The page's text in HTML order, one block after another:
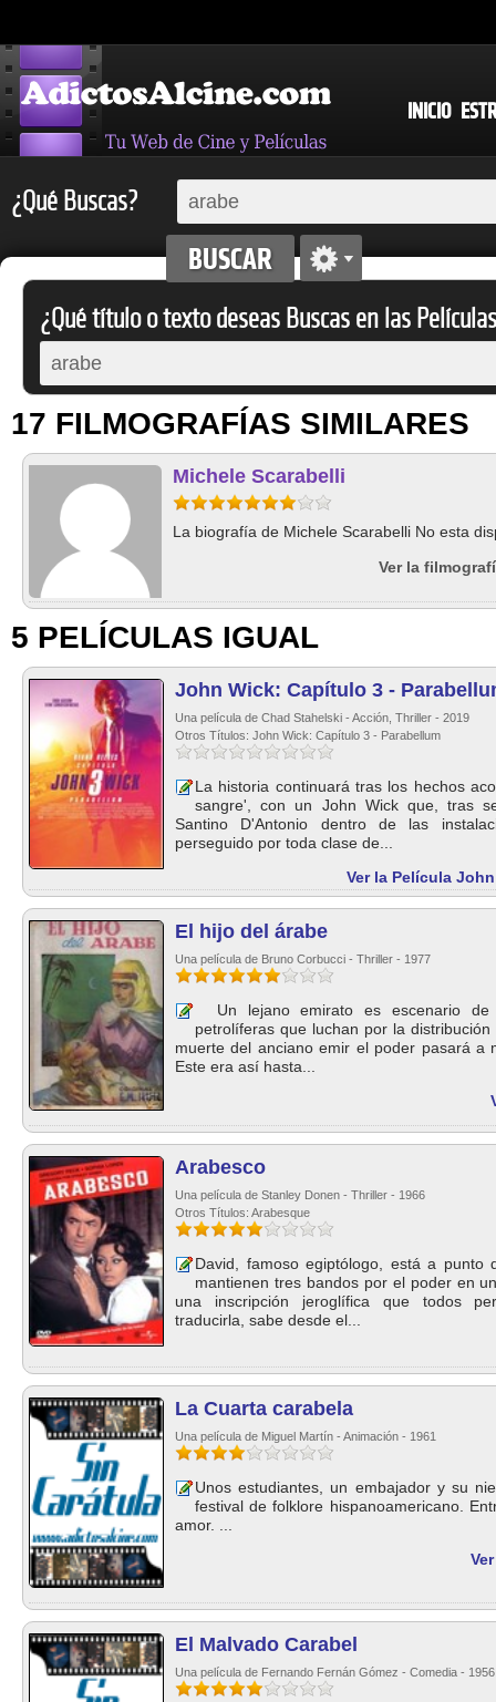
INICIO
¿Qué Buscas?
¿Qué título o texto deseas Buscas en las
17 FILMOGRAFÍAS SIMILARES
Michele Scarabelli
La biografía de Michele Scarabelli No esta
Ver la
5 PELÍCULAS IGUAL
John Wick: Capítulo 3 -
Una película de Chad Stahelski - Acción, Thriller - 2019
Otros Títulos: John Wick: Capítulo 3 - Parabellum
La historia continuará tras los hechos
sangre', con un John Wick que, tras
Santino D'Antonio dentro de las
perseguido por toda clase de...
Ver la Película
El hijo del árabe
Una película de Bruno Corbucci - Thriller - 1977
Un lejano emirato es escenario de
petrolíferas que luchan por la
muerte del anciano emir el poder pasará a
Este era así hasta...
Arabesco
Una película de Stanley Donen - Thriller - 1966
Otros Títulos: Arabesque
David, famoso egiptólogo, está a
mantienen tres bandos por el poder en
una inscripción jeroglífica que todos
traducirla, sabe desde el...
La Cuarta carabela
Una película de Miguel Martín - Animación - 1961
Unos estudiantes, un embajador y su
festival de folklore hispanoamericano.
amor. ...
El Malvado Carabel
Una película de Fernando Fernán Gómez - Comedia - 1956